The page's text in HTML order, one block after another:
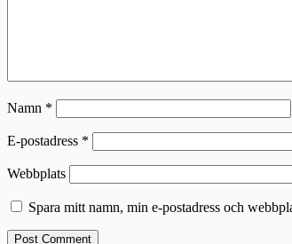
Namn *
E-postadress *
Webbplats
Spara mitt namn, min e-postadress och